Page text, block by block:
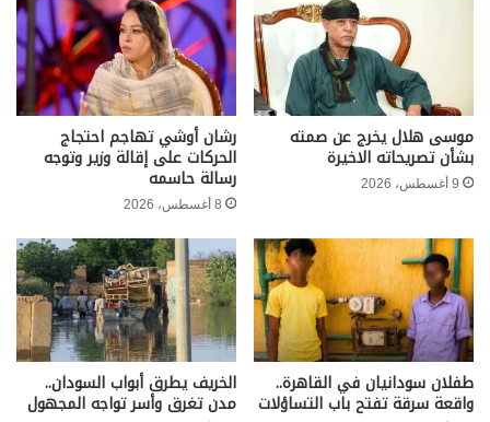
موسى هلال يخرج عن صمته
بشأن تصريحاته الاخيرة
9 أغسطس، 2026
رشان أوشي تهاجم احتجاج
الحركات على إقالة وزير وتوجه
رسالة حاسمه
8 أغسطس، 2026
طفلان سودانيان في القاهرة..
واقعة سرقة تفتح باب التساؤلات
الخريف يطرق أبواب السودان..
مدن تغرق وأسر تواجه المجهول